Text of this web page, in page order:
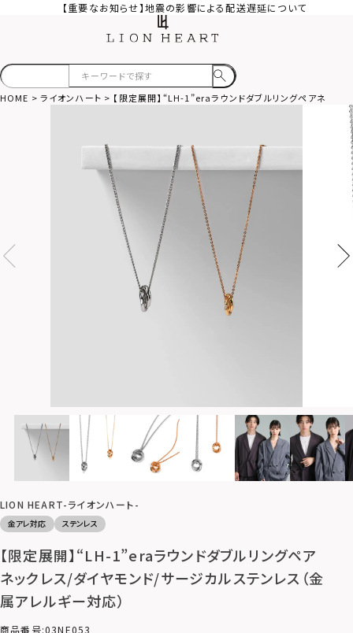
【重要なお知らせ】地震の影響による配送遅延について
HOME ライオンハート 【限定展開】“LH-1”eraラウンドダブルリングペアネック
LION HEART-ライオンハート-
金アレ対応 ステンレス
【限定展開】“LH-1”eraラウンドダブルリングペア
ネックレス/ダイヤモンド/サージカルステンレス（金
属アレルギー対応）
商品番号 03NE053